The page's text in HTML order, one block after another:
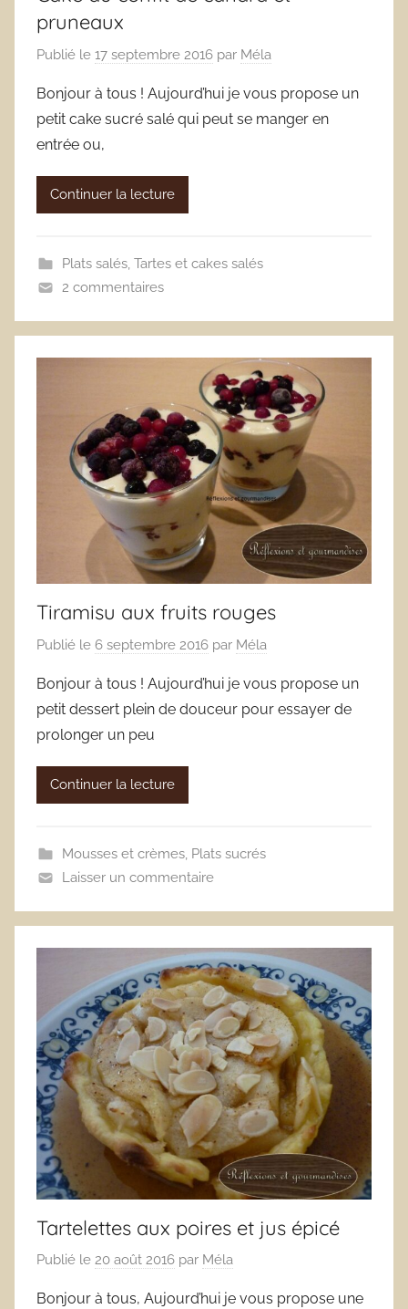
pruneaux
Publié le 17 septembre 2016 par Méla
Bonjour à tous ! Aujourd’hui je vous propose un
petit cake sucré salé qui peut se manger en
entrée ou,
Continuer la lecture
Plats salés, Tartes et cakes salés
2 commentaires
Tiramisu aux fruits rouges
Publié le 6 septembre 2016 par Méla
Bonjour à tous ! Aujourd’hui je vous propose un
petit dessert plein de douceur pour essayer de
prolonger un peu
Continuer la lecture
Mousses et crèmes, Plats sucrés
Laisser un commentaire
Tartelettes aux poires et jus épicé
Publié le 20 août 2016 par Méla
Bonjour à tous, Aujourd’hui je vous propose une